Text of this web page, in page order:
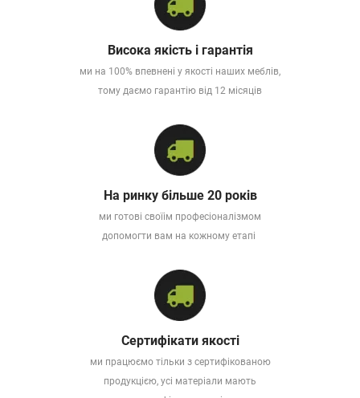
Висока якість і гарантія
ми на 100% впевнені у якості наших меблів,
тому даємо гарантію від 12 місяців
На ринку більше 20 років
ми готові своїім професіоналізмом
допомогти вам на кожному етапі
Сертифікати якості
ми працюємо тільки з сертифікованою
продукцією, усі матеріали мають